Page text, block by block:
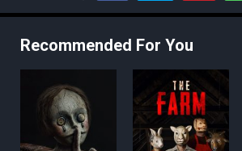
Recommended For You